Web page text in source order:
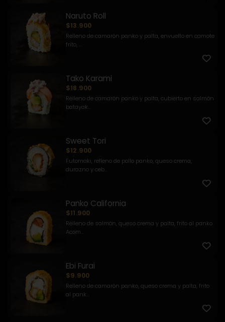
Naruto Roll
$13.900
Relleno de camarón panko y palta, envuelto en camote
frito, ...
Tako Karami
$18.900
Relleno de camarón panko y palta, cubierto en salmón
batayak...
Sweet Tori
$12.900
Futomaki, relleno de pollo panko, queso crema,
durazno y ceb...
Panko California
$11.900
Relleno de salmón, queso crema y palta, frito al panko.
Acom...
Ebi Furai
$9.900
Relleno de camarón panko, queso crema y palta, frito
al pank...